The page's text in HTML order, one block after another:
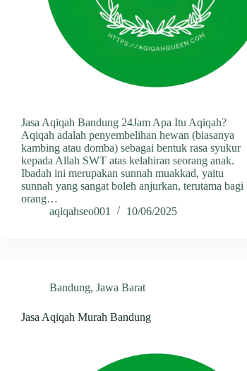
Jasa Aqiqah Bandung 24Jam Apa Itu Aqiqah?
Aqiqah adalah penyembelihan hewan (biasanya
kambing atau domba) sebagai bentuk rasa syukur
kepada Allah SWT atas kelahiran seorang anak.
Ibadah ini merupakan sunnah muakkad, yaitu
sunnah yang sangat boleh anjurkan, terutama bagi
orang…
aqiqahseo001
10/06/2025
Bandung, Jawa Barat
Jasa Aqiqah Murah Bandung